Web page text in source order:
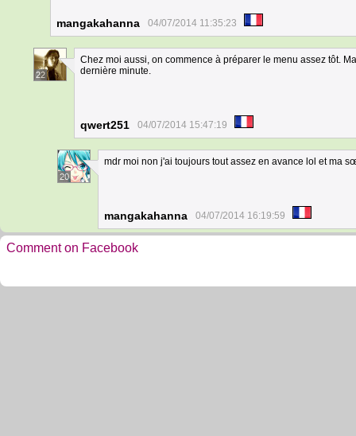
mangakahanna 04/07/2014 11:35:23
22
Chez moi aussi, on commence à préparer le menu assez tôt.
dernière minute.
qwert251 04/07/2014 15:47:19
20
mdr moi non j'ai toujours tout assez en avance lol et ma
mangakahanna 04/07/2014 16:19:59
Comment on Facebook